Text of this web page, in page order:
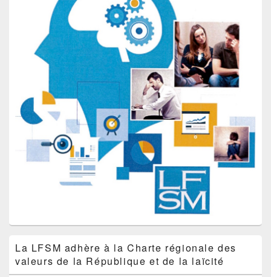
La LFSM adhère à la Charte régionale des
valeurs de la République et de la laïcité